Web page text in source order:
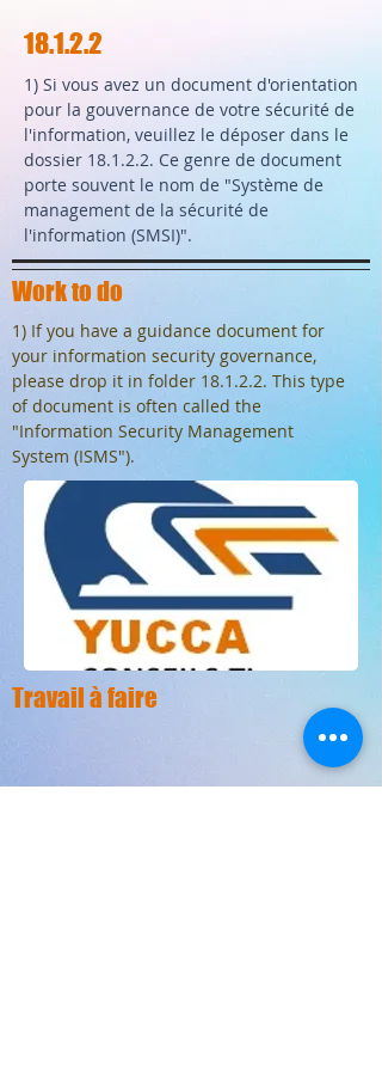
18.1.2.2
1) Si vous avez un document d'orientation
pour la gouvernance de votre sécurité de
l'information, veuillez le déposer dans le
dossier 18.1.2.2. Ce genre de document
porte souvent le nom de "Système de
management de la sécurité de
l'information (SMSI)".
Work to do
1) If you have a guidance document for
your information security governance,
please drop it in folder 18.1.2.2. This type
of document is often called the
"Information Security Management
System (ISMS").
Travail à faire